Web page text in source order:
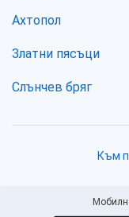
Ахтопол
Златни пясъци
Слънчев бряг
Към